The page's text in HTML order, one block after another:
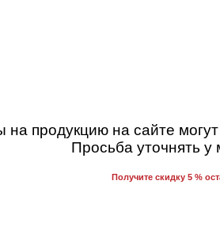
на продукцию на сайте
Просьба уточнять
Получите скидку 5 %